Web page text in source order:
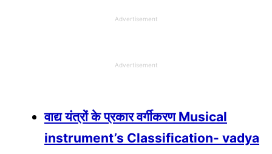
Advertisement
Advertisement
वाद्य यंत्रों के प्रकार वर्गीकरण Musical
instrument’s Classification- vadya